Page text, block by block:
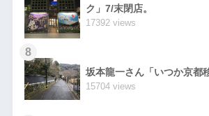
ク」7/末閉店。
17392 views
8
坂本龍一さん「いつか京都
15704 views